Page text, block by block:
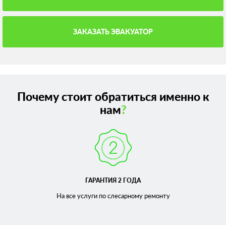
ЗАКАЗАТЬ ЭВАКУАТОР
Почему стоит обратиться именно к
нам?
ГАРАНТИЯ 2 ГОДА
На все услуги по слесарномуремонту